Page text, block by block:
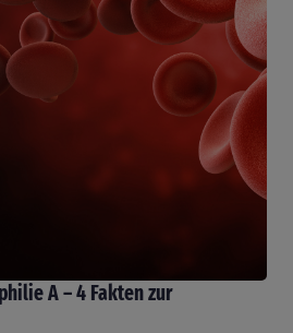
A – 4 Fakten zur